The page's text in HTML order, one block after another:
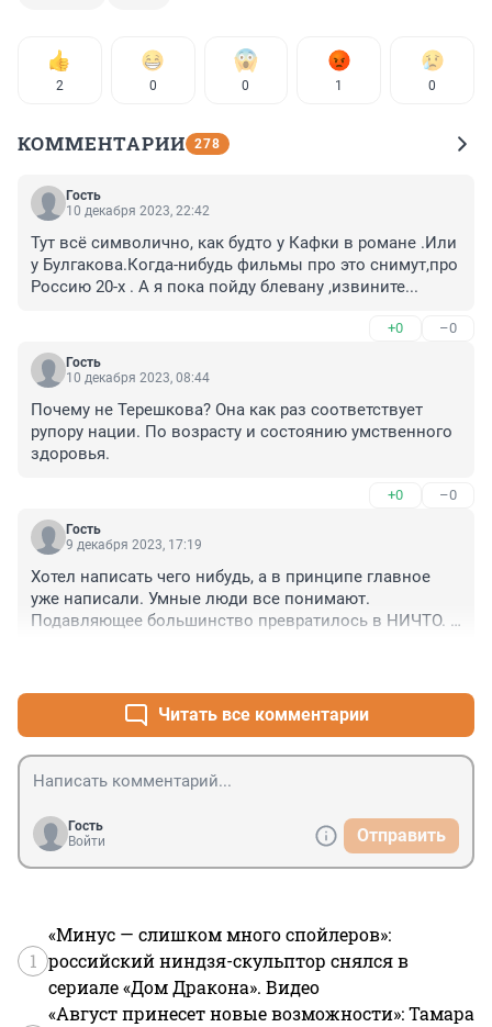
2 0 0 1 0
КОММЕНТАРИИ 278
Гость
10 декабря 2023, 22:42
Тут всё символично, как будто у Кафки в романе .Или
у Булгакова.Когда-нибудь фильмы про это снимут,про
Россию 20-х . А я пока пойду блевану ,извините...
+0 –0
Гость
10 декабря 2023, 08:44
Почему не Терешкова? Она как раз соответствует
рупору нации. По возрасту и состоянию умственного
здоровья.
+0 –0
Гость
9 декабря 2023, 17:19
Хотел написать чего нибудь, а в принципе главное
уже написали. Умные люди все понимают.
Подавляющее большинство превратилось в НИЧТО. С
Читать все комментарии
Гость
Войти
Отправить
1
«Минус — слишком много спойлеров»:
российский ниндзя-скульптор снялся в
сериале «Дом Дракона». Видео
«Август принесет новые возможности»: Тамара